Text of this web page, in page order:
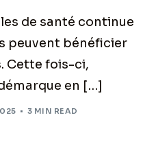
de santé continue
peuvent bénéficier
Cette fois-ci,
en […]
3 MIN READ